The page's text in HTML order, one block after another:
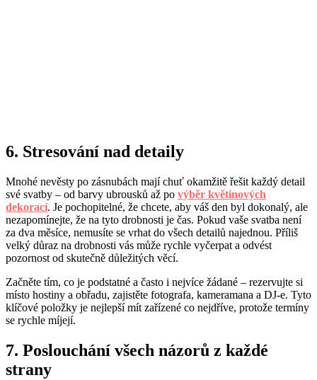
6. Stresování nad detaily
Mnohé nevěsty po zásnubách mají chuť okamžitě řešit každý detail
své svatby – od barvy ubrousků až po výběr květinových
dekorací. Je pochopitelné, že chcete, aby váš den byl dokonalý, ale
nezapomínejte, že na tyto drobnosti je čas. Pokud vaše svatba není
za dva měsíce, nemusíte se vrhat do všech detailů najednou. Příliš
velký důraz na drobnosti vás může rychle vyčerpat a odvést
pozornost od skutečně důležitých věcí.
Začněte tím, co je podstatné a často i nejvíce žádané – rezervujte si
místo hostiny a obřadu, zajistěte fotografa, kameramana a DJ-e. Tyto
klíčové položky je nejlepší mít zařízené co nejdříve, protože termíny
se rychle míjejí.
7. Poslouchání všech názorů z každé
strany